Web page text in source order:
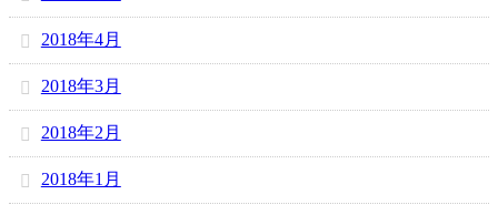
2018年4月
2018年3月
2018年2月
2018年1月